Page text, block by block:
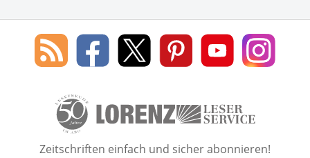
Social Media
Blog
des
Leserservice
Lorenz
Leserservice
Lorenz
Leserservice
Lorenz
Leserservice
Lorenz
Leserservice
Lorenz
50 Lesefreude im Abo Jahre
Zeitschriften einfach und sicher abonnieren!